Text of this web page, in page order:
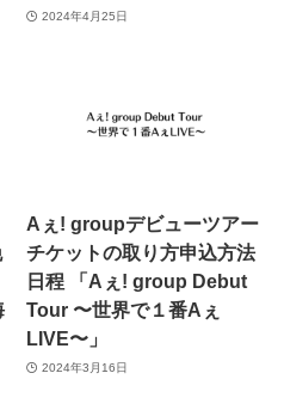
2024年4月25日
Aぇ! groupデビューツアー
チケットの取り方申込方法
日程 「Aぇ! group Debut
Tour 〜世界で１番Aぇ
LIVE〜」
2024年3月16日